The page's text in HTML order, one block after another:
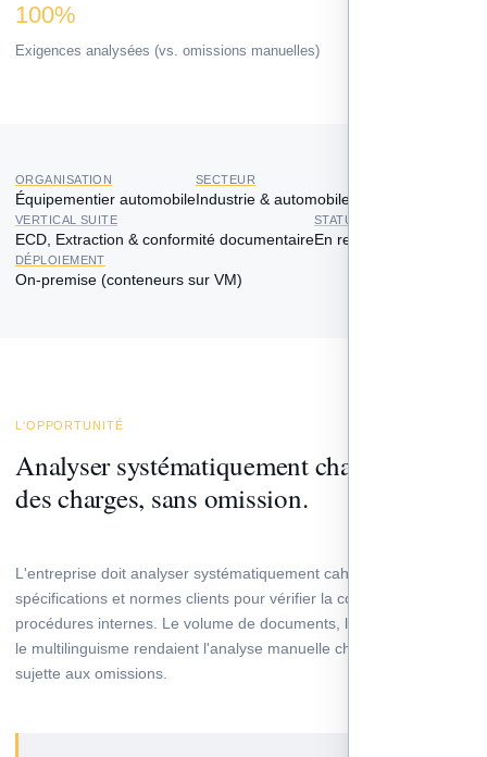
100%
Exigences analysées (vs. omissions manuelles)
ORGANISATION
Équipementier automobile
SECTEUR
Industrie & automobile
VERTICAL SUITE
ECD, Extraction & conformité documentaire
STATUT
En recettage
DÉPLOIEMENT
On-premise (conteneurs sur VM)
L'OPPORTUNITÉ
Analyser systématiquement chaque cahier
des charges, sans omission.
L'entreprise doit analyser systématiquement cahiers des charges,
spécifications et normes clients pour vérifier la conformité de ses
procédures internes. Le volume de documents, leur complexité et
le multilinguisme rendaient l'analyse manuelle chronophage et
sujette aux omissions.